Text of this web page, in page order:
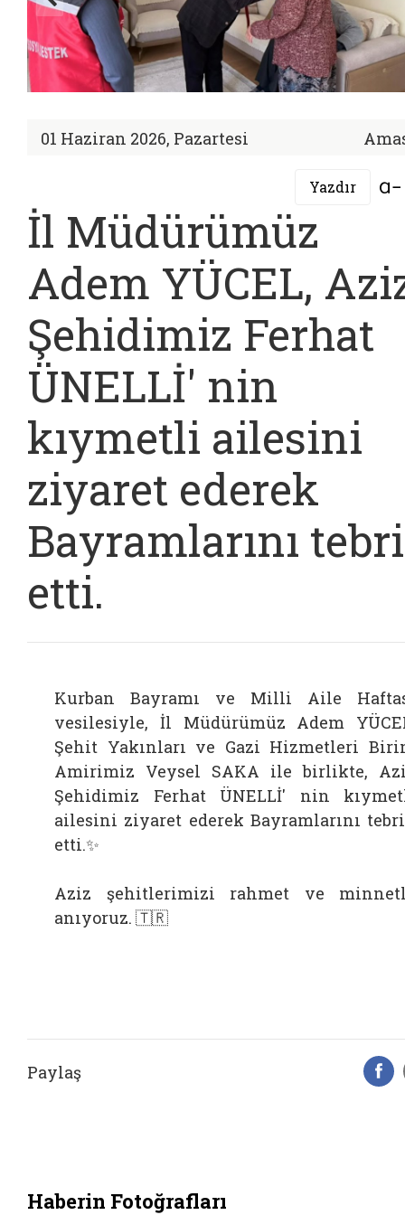
01 Haziran 2026, Pazartesi
Yazdır
İl Müdürümüz
Adem YÜCEL,
Şehidimiz Ferhat
ÜNELLİ' nin
kıymetli ailesini
ziyaret ederek
Bayramlarını
etti.
Kurban Bayramı ve Milli Aile
vesilesiyle, İl Müdürümüz Adem
Şehit Yakınları ve Gazi Hizmetleri
Amirimiz Veysel SAKA ile birlikte,
Şehidimiz Ferhat ÜNELLİ' nin
ailesini ziyaret ederek Bayramlarını
etti.✨️
Aziz şehitlerimizi rahmet ve
anıyoruz. 🇹🇷
Paylaş
Haberin Fotoğrafları